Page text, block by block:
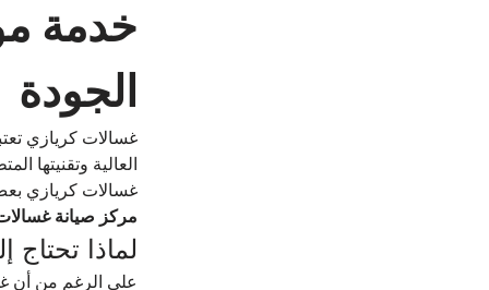
خدمة
الجودة
غسالات كريازي
العالية وتقنيتها
غسالات كريازي
مركز صيانة
لماذا
على الرغم من أن